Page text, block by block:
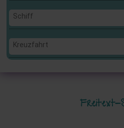
Schiff
Schiff
Kreuzfahrt
Kreuzfahrt
Freitext-